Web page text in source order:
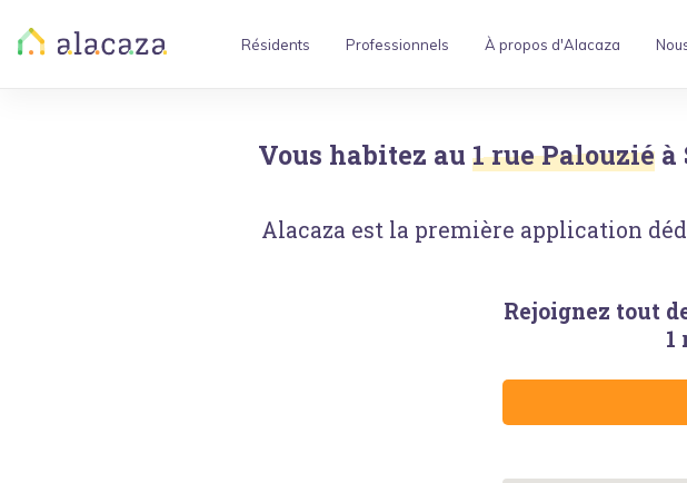
Résidents Professionnels À propos d'Alacaza
Vous habitez au 1 rue Palouzié à
Alacaza est la première application
Rejoignez tout
1